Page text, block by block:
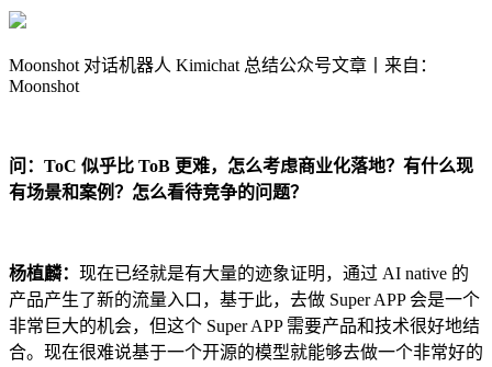
Moonshot 对话机器人 Kimichat 总结公众号文章丨来自：
Moonshot
问：ToC 似乎比 ToB 更难，怎么考虑商业化落地？有什么现
有场景和案例？怎么看待竞争的问题？
杨植麟： 现在已经就是有大量的迹象证明，通过 AI native 的
产品产生了新的流量入口，基于此，去做 Super APP 会是一个
非常巨大的机会，但这个 Super APP 需要产品和技术很好地结
合。现在很难说基于一个开源的模型就能够去做一个非常好的